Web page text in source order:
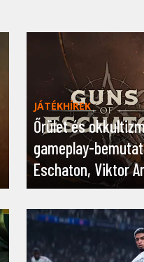
JÁTÉKHÍREK
Őrület és
gameplay-
Eschaton, Viktor